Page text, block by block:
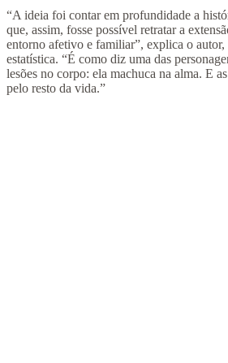
“A ideia foi contar em profundidade a
que, assim, fosse possível retratar a
entorno afetivo e familiar”, explica o
estatística. “É como diz uma das
lesões no corpo: ela machuca na alma. E
pelo resto da vida.”